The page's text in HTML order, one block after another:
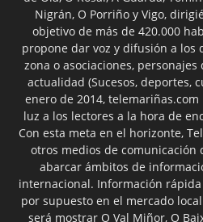
Nigrán, O Porriño y Vigo,
objetivo de más de 420.000
propone dar voz y difusión a los
zona o asociaciones,
actualidad (Sucesos, deportes,
enero de 2014,
luz a los lectores a la hora de
Con esta meta en el horizonte,
otros medios de comunicación
abarcar ámbitos de
internacional. Información
por supuesto en el mercado
será mostrar O Val Miñor, O